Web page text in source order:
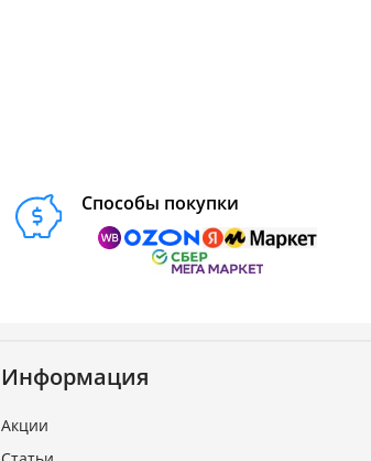
Способы покупки
Информация
Акции